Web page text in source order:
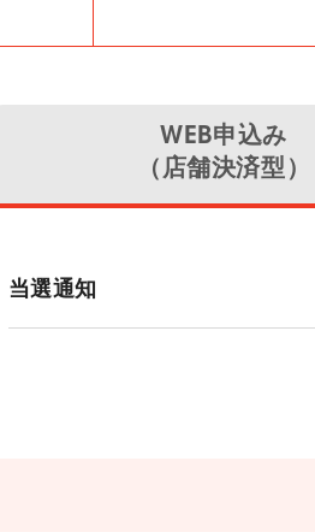
WEB申込み
（店舗決済型）
当選通知